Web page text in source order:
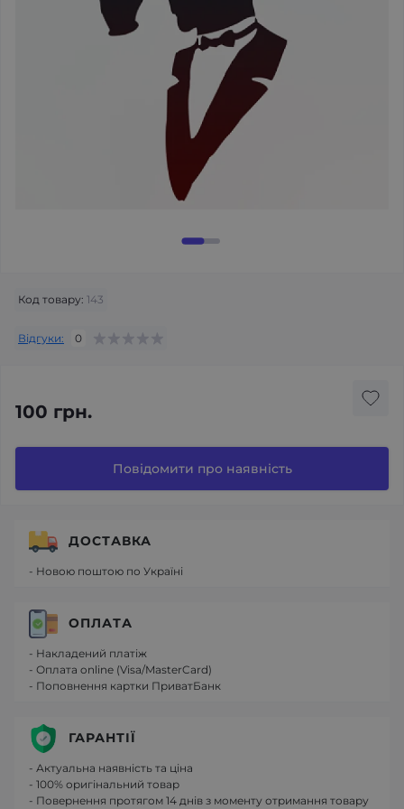
Код товару: 143
Відгуки: 0
100 грн.
Повідомити про наявність
ДОСТАВКА
- Новою поштою по Україні
ОПЛАТА
- Накладений платіж
- Оплата online (Visa/MasterCard)
- Поповнення картки ПриватБанк
ГАРАНТІЇ
- Актуальна наявність та ціна
- 100% оригінальний товар
- Повернення протягом 14 днів з моменту отримання товару